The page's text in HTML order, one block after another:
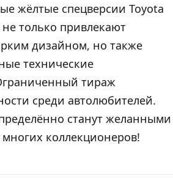
жёлтые спецверсии Toyota
не только привлекают
дизайном, но также
технические
тираж
среди автолюбителей.
станут желанными
коллекционеров!